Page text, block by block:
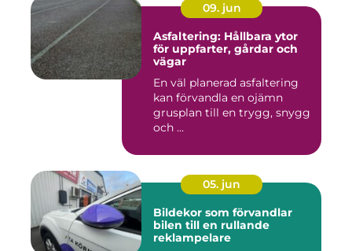
09. jun
Asfaltering: Hållbara ytor
för uppfarter, gårdar och
vägar
En väl planerad asfaltering
kan förvandla en ojämn
grusplan till en trygg, snygg
och ...
05. jun
Bildekor som förvandlar
bilen till en rullande
reklampelare